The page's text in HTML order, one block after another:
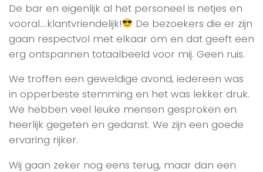
De bar en eigenlijk al het personeel is netjes en
vooral….klantvriendelijk!
De bezoekers die er zijn
gaan respectvol met elkaar om en dat geeft een
erg ontspannen totaalbeeld voor mij. Geen ruis.
We troffen een geweldige avond, iedereen was
in opperbeste stemming en het was lekker druk.
We hebben veel leuke mensen gesproken en
heerlijk gegeten en gedanst. We zijn een goede
ervaring rijker.
Wij gaan zeker nog eens terug, maar dan een